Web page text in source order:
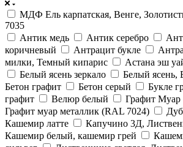
МДФ Ель карпатская, Венге,
7035
Антик медь
Антик серебро
коричневый
Антрацит букле
милки, Темный кипарис
Астана эш
Белый ясень зеркало
Белый ясень,
Бетон графит
Бетон серый Букле
графит
Велюр белый Графит Муар
Графит муар металлик (RAL 7024)
Кашемир латте
Капучино 3Д,
Кашемир белый, кашемир грей